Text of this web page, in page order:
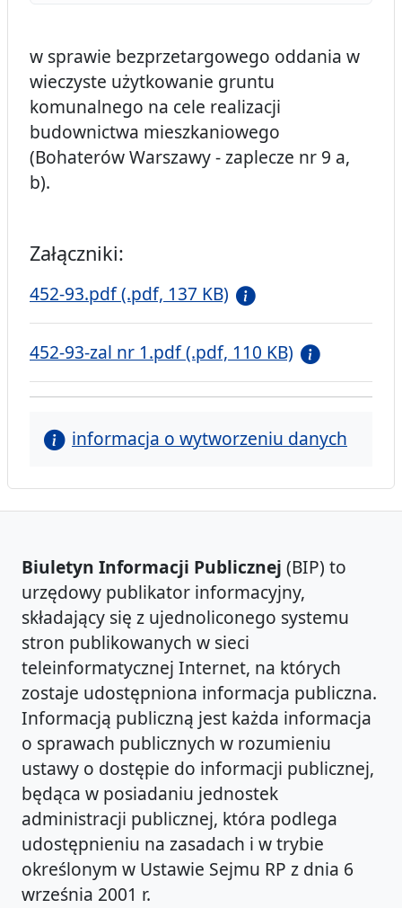
w sprawie bezprzetargowego oddania w
wieczyste użytkowanie gruntu
komunalnego na cele realizacji
budownictwa mieszkaniowego
(Bohaterów Warszawy - zaplecze nr 9 a,
b).
Załączniki:
452-93.pdf (.pdf, 137 KB)
452-93-zal nr 1.pdf (.pdf, 110 KB)
informacja o wytworzeniu danych
Biuletyn Informacji Publicznej (BIP) to
urzędowy publikator informacyjny,
składający się z ujednoliconego systemu
stron publikowanych w sieci
teleinformatycznej Internet, na których
zostaje udostępniona informacja publiczna.
Informacją publiczną jest każda informacja
o sprawach publicznych w rozumieniu
ustawy o dostępie do informacji publicznej,
będąca w posiadaniu jednostek
administracji publicznej, która podlega
udostępnieniu na zasadach i w trybie
określonym w Ustawie Sejmu RP z dnia 6
września 2001 r.